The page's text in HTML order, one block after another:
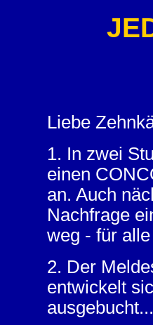
Liebe
1. In zwei
einen
an. Auch
Nachfrage
weg - für
2. Der
entwickelt